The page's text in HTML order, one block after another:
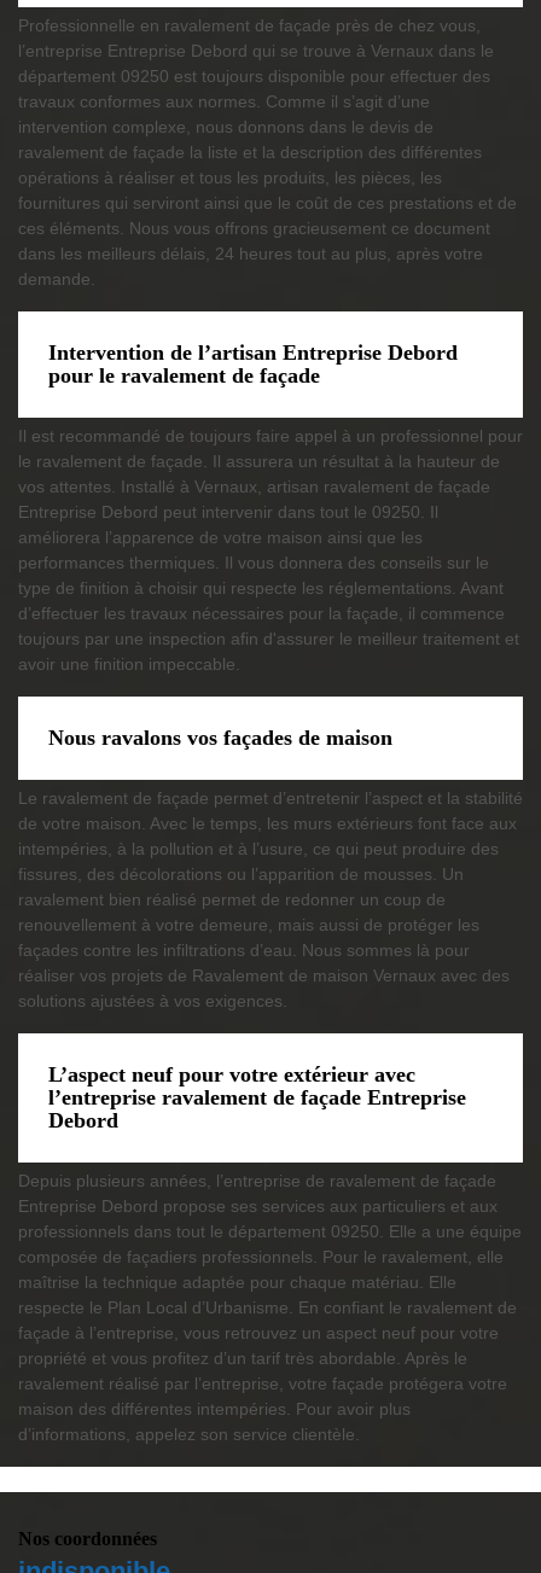
Professionnelle en ravalement de façade près de chez vous,
l’entreprise Entreprise Debord qui se trouve à Vernaux dans le
département 09250 est toujours disponible pour effectuer des
travaux conformes aux normes. Comme il s’agit d’une
intervention complexe, nous donnons dans le devis de
ravalement de façade la liste et la description des différentes
opérations à réaliser et tous les produits, les pièces, les
fournitures qui serviront ainsi que le coût de ces prestations et de
ces éléments. Nous vous offrons gracieusement ce document
dans les meilleurs délais, 24 heures tout au plus, après votre
demande.
Intervention de l’artisan Entreprise Debord
pour le ravalement de façade
Il est recommandé de toujours faire appel à un professionnel pour
le ravalement de façade. Il assurera un résultat à la hauteur de
vos attentes. Installé à Vernaux, artisan ravalement de façade
Entreprise Debord peut intervenir dans tout le 09250. Il
améliorera l’apparence de votre maison ainsi que les
performances thermiques. Il vous donnera des conseils sur le
type de finition à choisir qui respecte les réglementations. Avant
d’effectuer les travaux nécessaires pour la façade, il commence
toujours par une inspection afin d'assurer le meilleur traitement et
avoir une finition impeccable.
Nous ravalons vos façades de maison
Le ravalement de façade permet d’entretenir l’aspect et la stabilité
de votre maison. Avec le temps, les murs extérieurs font face aux
intempéries, à la pollution et à l’usure, ce qui peut produire des
fissures, des décolorations ou l’apparition de mousses. Un
ravalement bien réalisé permet de redonner un coup de
renouvellement à votre demeure, mais aussi de protéger les
façades contre les infiltrations d’eau. Nous sommes là pour
réaliser vos projets de Ravalement de maison Vernaux avec des
solutions ajustées à vos exigences.
L’aspect neuf pour votre extérieur avec
l’entreprise ravalement de façade Entreprise
Debord
Depuis plusieurs années, l’entreprise de ravalement de façade
Entreprise Debord propose ses services aux particuliers et aux
professionnels dans tout le département 09250. Elle a une équipe
composée de façadiers professionnels. Pour le ravalement, elle
maîtrise la technique adaptée pour chaque matériau. Elle
respecte le Plan Local d’Urbanisme. En confiant le ravalement de
façade à l’entreprise, vous retrouvez un aspect neuf pour votre
propriété et vous profitez d’un tarif très abordable. Après le
ravalement réalisé par l’entreprise, votre façade protégera votre
maison des différentes intempéries. Pour avoir plus
d’informations, appelez son service clientèle.
Nos coordonnées